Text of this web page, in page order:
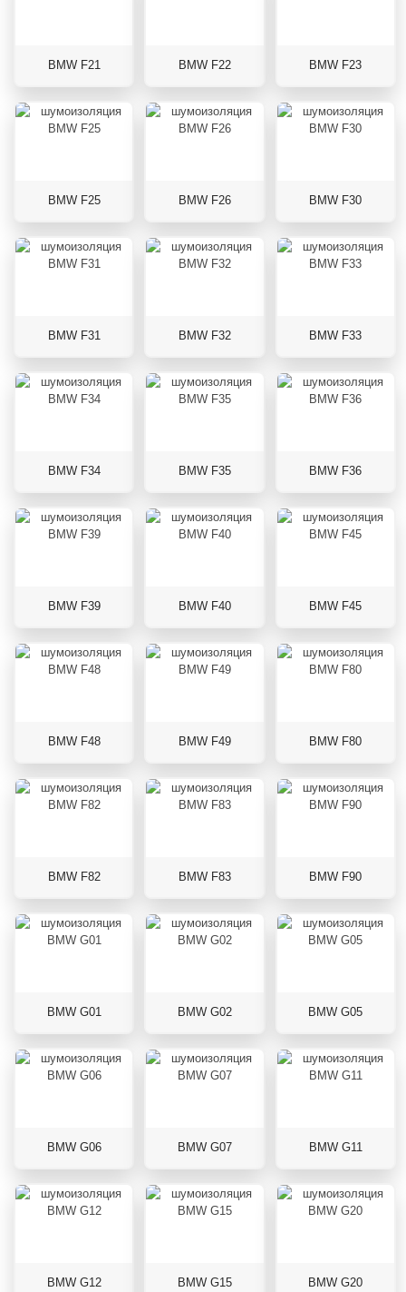
BMW F21 BMW F22 BMW F23
BMW F25 BMW F26 BMW F30
BMW F31 BMW F32 BMW F33
BMW F34 BMW F35 BMW F36
BMW F39 BMW F40 BMW F45
BMW F48 BMW F49 BMW F80
BMW F82 BMW F83 BMW F90
BMW G01 BMW G02 BMW G05
BMW G06 BMW G07 BMW G11
BMW G12 BMW G15 BMW G20